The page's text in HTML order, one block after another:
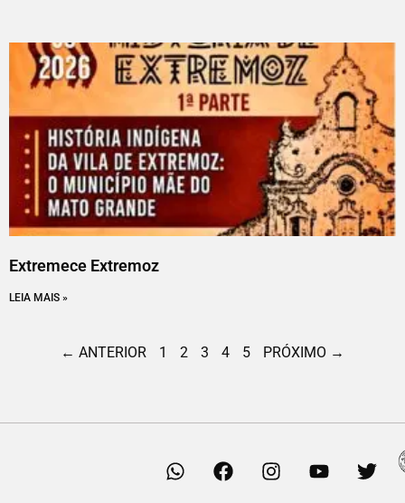
Extremece Extremoz
LEIA MAIS »
← ANTERIOR 1 2 3 4 5 PRÓXIMO →